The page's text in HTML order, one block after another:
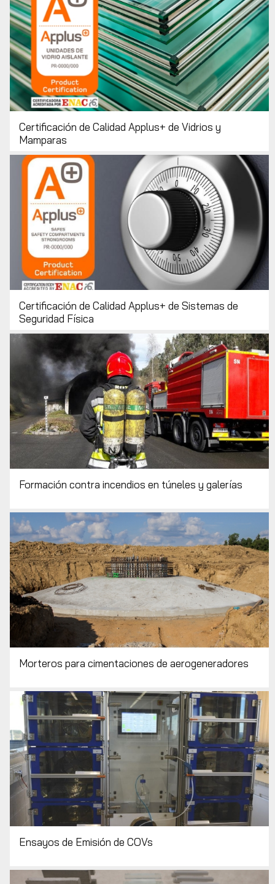
Certificación de Calidad Applus+ de Vidrios y
Mamparas
Certificación de Calidad Applus+ de Sistemas de
Seguridad Física
Formación contra incendios en túneles y galerías
Morteros para cimentaciones de aerogeneradores
Ensayos de Emisión de COVs